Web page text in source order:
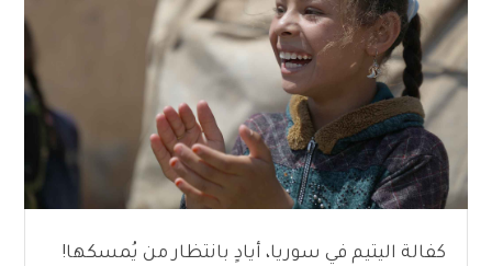
كفالة اليتيم في سوريا، أيادٍ بانتظار من يُمسكها!